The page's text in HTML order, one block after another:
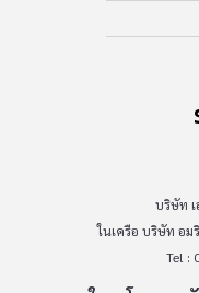
บริษัท เ
ในเครือ บริษัท อม
Tel :